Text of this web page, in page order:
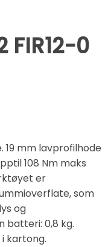
FIR12-0
19 mm lavprofilhode
108 Nm maks
er
som
og
batteri: 0,8 kg.
kartong.